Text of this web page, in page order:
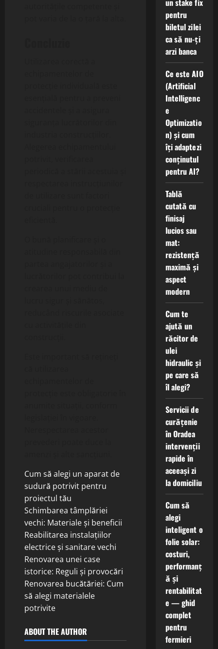
Cum să alegi un aparat de
sudură potrivit pentru
proiectul tău
Schimbarea tâmplăriei
vechi: Materiale și beneficii
Reabilitarea instalațiilor
electrice și sanitare vechi
Renovarea unei case
istorice: Reguli și provocări
Renovarea bucătăriei: Cum
să alegi materialele
potrivite
ABOUT THE AUTHOR
un stake fix
pentru
biletul zilei
ca să nu-ți
arzi banca
Ce este AIO
(Artificial
Intelligenc
e
Optimizatio
n) și cum
îți adaptezi
conținutul
pentru AI?
Tablă
cutată cu
finisaj
lucios sau
mat:
rezistență
maximă și
aspect
modern
Cum te
ajută un
răcitor de
ulei
hidraulic și
pe care să
îl alegi?
Servicii de
curățenie
în Oradea
intervenții
rapide în
aceeași zi
la domiciliu
Cum să
alegi
inteligent o
folie solar:
costuri,
performanț
ă și
rentabilitat
e — ghid
complet
pentru
fermieri